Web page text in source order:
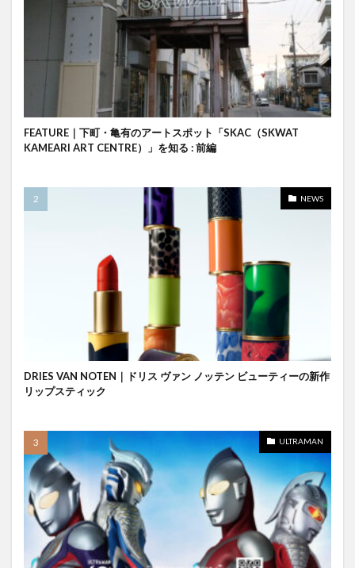
FEATURE｜下町・亀有のアートスポット「SKAC（SKWAT
KAMEARI ART CENTRE）」を知る : 前編
NEWS
DRIES VAN NOTEN｜ドリス ヴァン ノッテン ビューティーの新作
リップスティック
ULTRAMAN